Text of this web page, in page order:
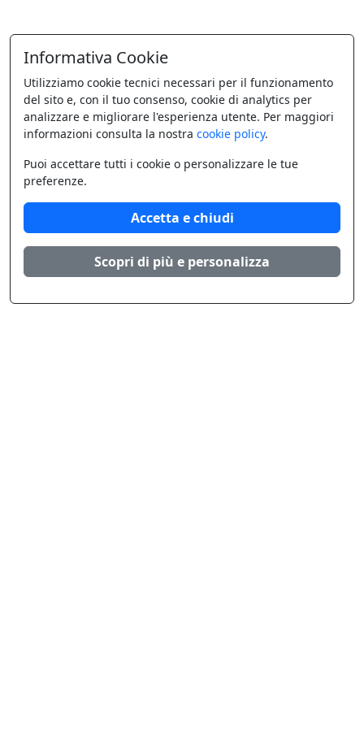
Informativa Cookie
Utilizziamo cookie tecnici necessari per il funzionamento
del sito e, con il tuo consenso, cookie di analytics per
analizzare e migliorare l'esperienza utente. Per maggiori
informazioni consulta la nostra cookie policy.
Puoi accettare tutti i cookie o personalizzare le tue
preferenze.
Accetta e chiudi
Scopri di più e personalizza